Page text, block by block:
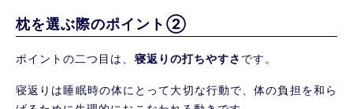
枕を選ぶ際のポイント②
ポイントの二つ目は、 寝返りの打ちやすさ です。
寝返りは睡眠時の体にとって大切な行動で、体の負担を和ら